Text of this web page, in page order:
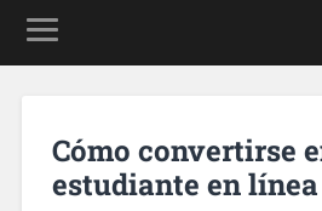
Cómo convertirse
estudiante en